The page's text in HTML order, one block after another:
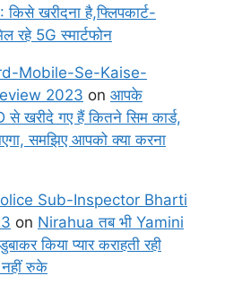
खरीदना है,फ्लिपकार्ट-
रहे 5G स्मार्टफोन
Mobile-Se-Kaise-
2023 on आपके
खरीदे गए हैं कितने सिम कार्ड,
समझिए आपको क्या करना
Sub-Inspector Bharti
on Nirahua तब भी Yamini
किया प्यार कराहती रही
नहीं रुके